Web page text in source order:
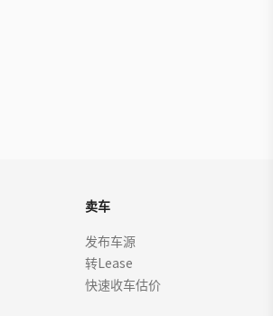
卖车
发布车源
转Lease
快速收车估价